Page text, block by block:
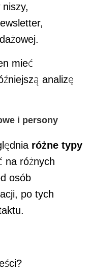
mieć
analizę
i persony
różne typy
na różnych
osób
po tych